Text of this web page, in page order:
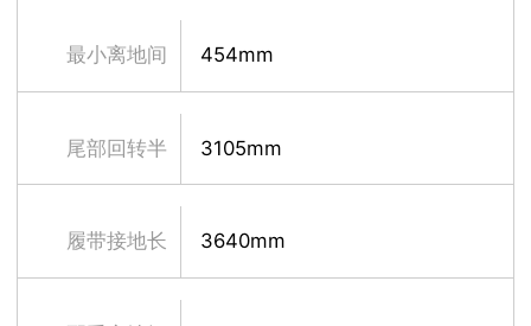
最小离地间 454mm
尾部回转半 3105mm
履带接地长 3640mm